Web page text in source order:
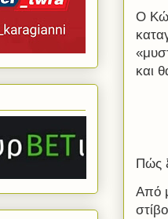
Ο
και
Πώς
Από